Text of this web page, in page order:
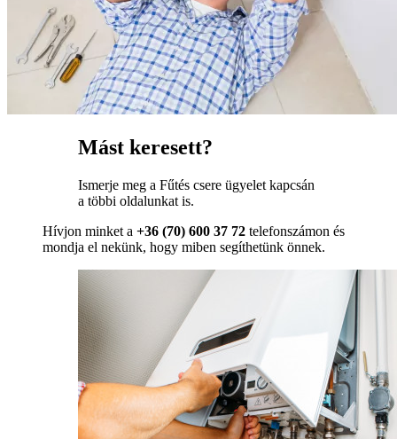
Mást keresett?
Ismerje meg a Fűtés csere ügyelet kapcsán
a többi oldalunkat is.
Hívjon minket a +36 (70) 600 37 72 telefonszámon és
mondja el nekünk, hogy miben segíthetünk önnek.